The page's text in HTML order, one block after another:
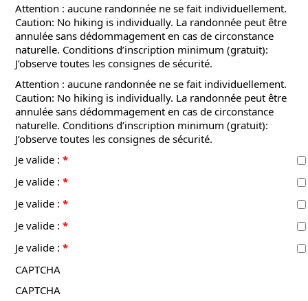
Attention : aucune randonnée ne se fait individuellement.
Caution: No hiking is individually. La randonnée peut être
annulée sans dédommagement en cas de circonstance
naturelle. Conditions d’inscription minimum (gratuit):
J’observe toutes les consignes de sécurité.
Attention : aucune randonnée ne se fait individuellement.
Caution: No hiking is individually. La randonnée peut être
annulée sans dédommagement en cas de circonstance
naturelle. Conditions d’inscription minimum (gratuit):
J’observe toutes les consignes de sécurité.
Je valide :*
Je valide :*
Je valide :*
Je valide :*
Je valide :*
CAPTCHA
CAPTCHA